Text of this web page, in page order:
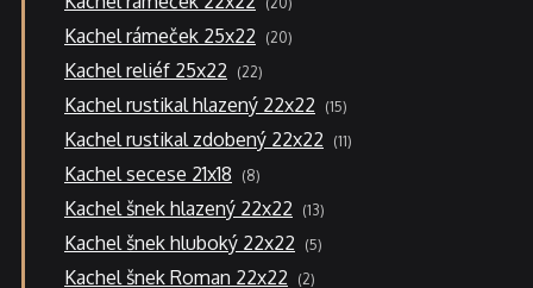
produktů
Kachel rámeček 25x22 2020
produktů
Kachel reliéf 25x22 2222
produktů
Kachel rustikal hlazený 22x22 1515
produktů
Kachel rustikal zdobený 22x22 1111
produktů
Kachel secese 21x18 88
produktů
Kachel šnek hlazený 22x22 1313
produktů
Kachel šnek hluboký 22x22 55
produktů
Kachel šnek Roman 22x22 22